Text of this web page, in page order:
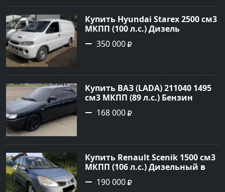
Авторынок23
Купить Hyundai Starex 2500 см3
МКПП (100 л.с.) Дизель
турбонаддув в Краснодар:
цвет белый Фургон 2014 года
Авторынок23
350 000
Купить ВАЗ (LADA) 211040 1495
см3 МКПП (89 л.с.) Бензин
инжектор в Краснодвр: цвет
Черный Седан 2007 года по
Авторынок23
168 000
Купить Renault Scenik 1500 см3
МКПП (106 л.с.) Дизельный в
Белореченск: цвет Голубой
Универсал 2007 года по цене
190 000